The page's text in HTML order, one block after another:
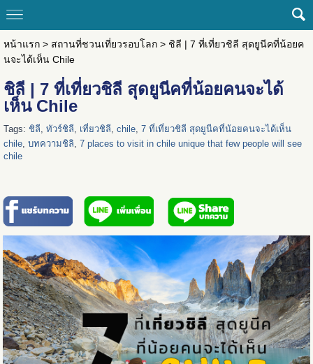
หน้าแรก> สถานที่ชวนเที่ยวรอบโลก> ชิลี | 7 ที่เที่ยวชิลี สุดยูนีคที่น้อยค
นจะได้เห็น Chile
ชิลี | 7 ที่เที่ยวชิลี สุดยูนีคที่น้อยคนจะได้
เห็น Chile
Tags: ชิลี, ทัวร์ชิลี, เที่ยวชิลี, chile, 7 ที่เที่ยวชิลี สุดยูนีคที่น้อยคนจะได้เห็น
chile, บทความชิลิ, 7 places to visit in chile unique that few people will see
chile